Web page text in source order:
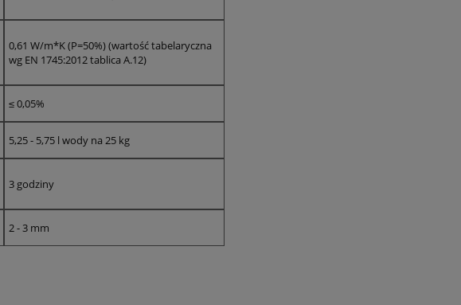
0,61 W/m*K (P=50%) (wartość tabelaryczna
wg EN 1745:2012 tablica A.12)
≤ 0,05%
5,25 - 5,75 l wody na 25 kg
3 godziny
2 - 3 mm
* Miejscowość: